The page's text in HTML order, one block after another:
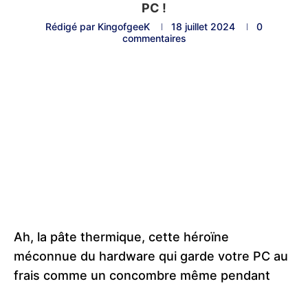
PC !
Rédigé par KingofgeeK 18 juillet 2024
0
commentaires
Ah, la pâte thermique, cette héroïne
méconnue du hardware qui garde votre PC au
frais comme un concombre même pendant